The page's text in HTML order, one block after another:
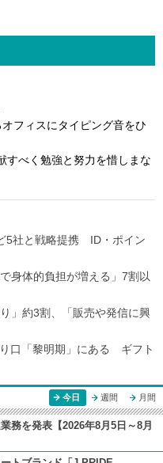
フィスにタイピング音をひ
すべく勉強と努力を惜しまな
5社と戦略提携 ID・ポイン
身体的負担が増える」7割以
」約3割、「販売や発信に興
口「黎明期」にある ギフト
今日 週間 月間
務を発表【2026年8月5日～8月